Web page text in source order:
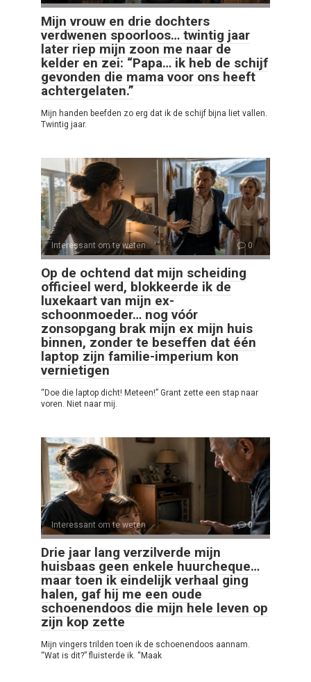
Mijn vrouw en drie dochters
verdwenen spoorloos… twintig jaar
later riep mijn zoon me naar de
kelder en zei: “Papa… ik heb de schijf
gevonden die mama voor ons heeft
achtergelaten.”
Mijn handen beefden zo erg dat ik de schijf bijna liet vallen.
Twintig jaar.
Interessant om te weten 0
Op de ochtend dat mijn scheiding
officieel werd, blokkeerde ik de
luxekaart van mijn ex-
schoonmoeder… nog vóór
zonsopgang brak mijn ex mijn huis
binnen, zonder te beseffen dat één
laptop zijn familie-imperium kon
vernietigen
“Doe die laptop dicht! Meteen!” Grant zette een stap naar
voren. Niet naar mij.
Interessant om te weten 0
Drie jaar lang verzilverde mijn
huisbaas geen enkele huurcheque…
maar toen ik eindelijk verhaal ging
halen, gaf hij me een oude
schoenendoos die mijn hele leven op
zijn kop zette
Mijn vingers trilden toen ik de schoenendoos aannam.
“Wat is dit?” fluisterde ik. “Maak